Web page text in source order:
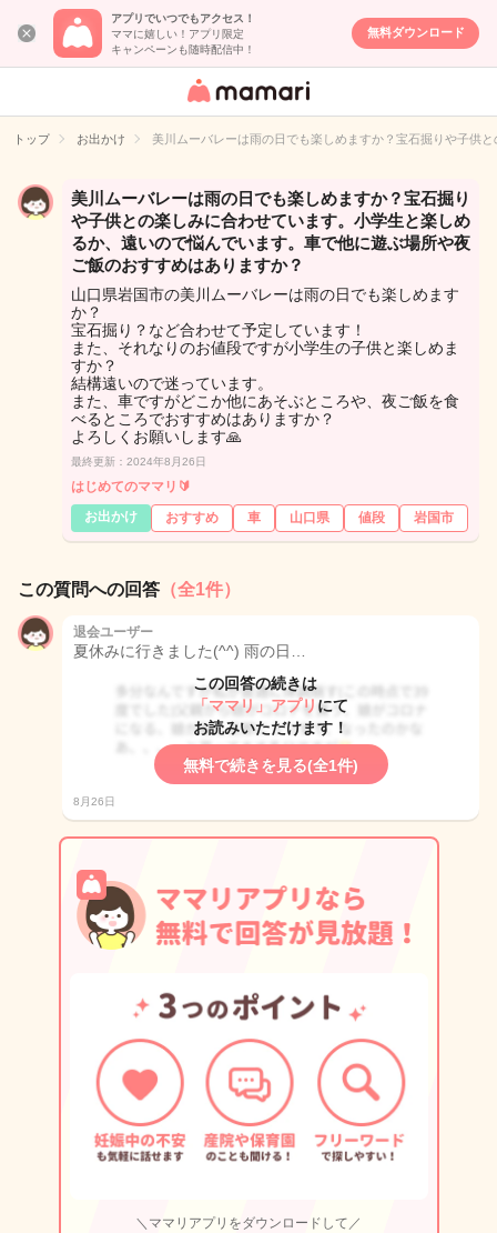
アプリでいつでもアクセス！
ママに嬉しい！アプリ限定
キャンペーンも随時配信中！
無料ダウンロード
女性専用匿名QA
イト
トップ お出かけ 美川ムーバレーは雨の日でも楽しめますか？宝石掘りや子供
美川ムーバレーは雨の日でも楽しめますか？宝石掘り
や子供との楽しみに合わせています。小学生と楽しめ
るか、遠いので悩んでいます。車で他に遊ぶ場所や夜
ご飯のおすすめはありますか？
山口県岩国市の美川ムーバレーは雨の日でも楽しめます
か？
宝石掘り？など合わせて予定しています！
また、それなりのお値段ですが小学生の子供と楽しめま
すか？
結構遠いので迷っています。
また、車ですがどこか他にあそぶところや、夜ご飯を食
べるところでおすすめはありますか？
よろしくお願いします🙏
最終更新：2024年8月26日
はじめてのママリ🔰
お出かけ
おすすめ 車 山口県 値段 岩国市
この質問への回答 （全1件）
退会ユーザー
夏休みに行きました(^^) 雨の日…
この回答の続きは
「ママリ」アプリ にて
お読みいただけます！
無料で続きを見る(全1件)
8月26日
＼ママリアプリをダウンロードして／